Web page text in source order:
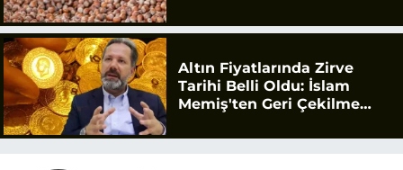
Altın Fiyatlarında Zirve
Tarihi Belli Oldu: İslam
Memiş'ten Geri Çekilme